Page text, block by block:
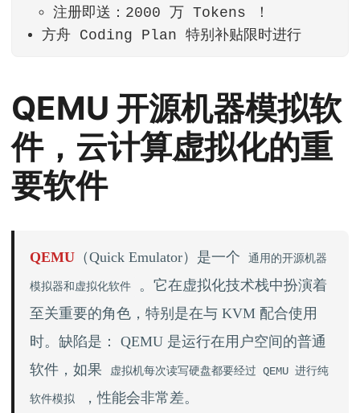
注册即送：2000 万 Tokens ！
方舟 Coding Plan 特别补贴限时进行
QEMU 开源机器模拟软
件，云计算虚拟化的重
要软件
QEMU （Quick Emulator）是一个 通用的开源机器
模拟器和虚拟化软件
。它在虚拟化技术栈中扮演着
至关重要的角色，特别是在与 KVM 配合使用
时。缺陷是： QEMU 是运行在用户空间的普通
软件，如果
虚拟机每次读写硬盘都要经过 QEMU 进行纯
软件模拟 ，性能会非常差。